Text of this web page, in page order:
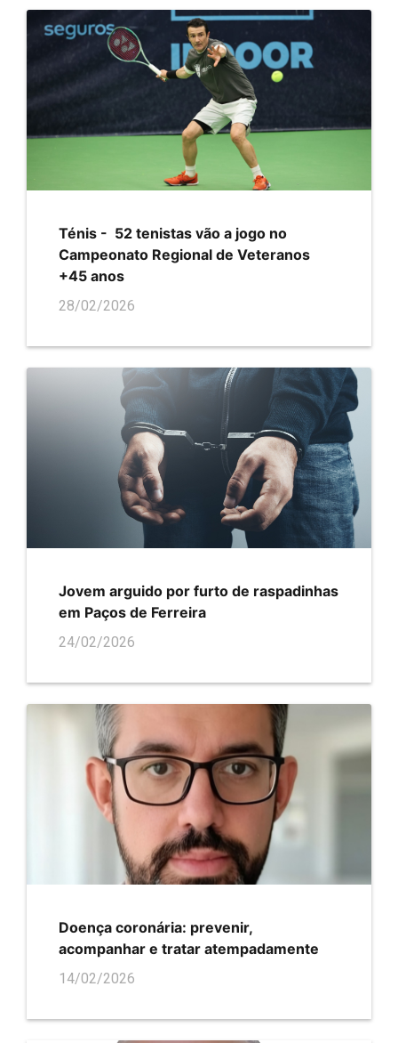
Ténis - 52 tenistas vão a jogo no
Campeonato Regional de Veteranos
+45 anos
28/02/2026
Jovem arguido por furto de raspadinhas
em Paços de Ferreira
24/02/2026
Doença coronária: prevenir,
acompanhar e tratar atempadamente
14/02/2026